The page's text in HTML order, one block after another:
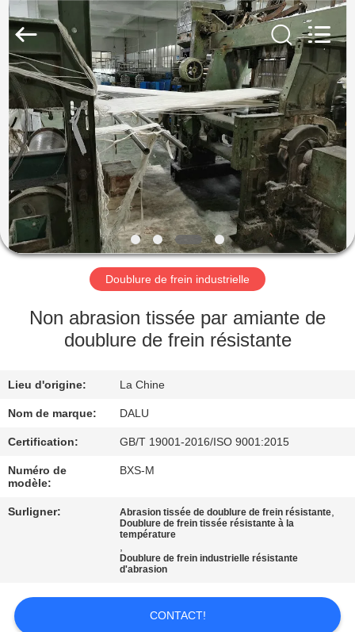
MAISON
PRODUITS
AU
SUJET
DE
NOUS
VISITE
D'USINE
CONTRÔLE
DE
QUALITÉ
CONTACTEZ-
NOUS
DEMANDEZ
UNE
CITATION
2026
Ningbo
Xinyan
Friction
Co.,
Ltd..
Rights
Reserved.
Doublure de frein industrielle
Non abrasion tissée par amiante de
doublure de frein résistante
Lieu d'origine: La Chine
Nom de marque: DALU
Certification: GB/T 19001-2016/ISO 9001:2015
Numéro de
modèle:
BXS-M
Surligner: Abrasion tissée de doublure de frein résistante,
Doublure de frein tissée résistante à la
température
,
Doublure de frein industrielle résistante
d'abrasion
CONTACT!